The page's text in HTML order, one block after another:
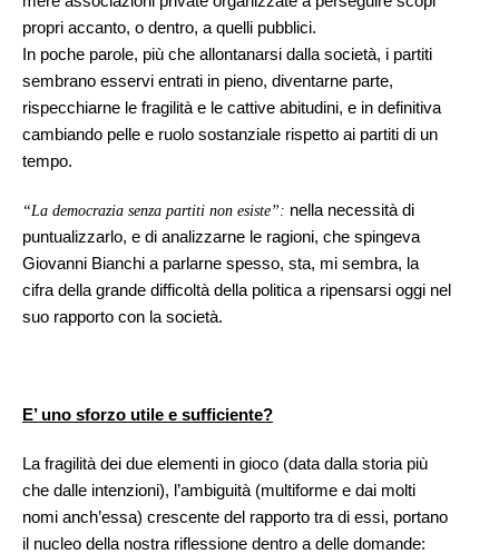
propri accanto, o dentro, a quelli pubblici.
In poche parole, più che allontanarsi dalla società, i partiti
sembrano esservi entrati in pieno, diventarne parte,
rispecchiarne le fragilità e le cattive abitudini, e in definitiva
cambiando pelle e ruolo sostanziale rispetto ai partiti di un
tempo.
“La democrazia senza partiti non esiste”: nella necessità di
puntualizzarlo, e di analizzarne le ragioni, che spingeva
Giovanni Bianchi a parlarne spesso, sta, mi sembra, la
cifra della grande difficoltà della politica a ripensarsi oggi nel
suo rapporto con la società.
E’ uno sforzo utile e sufficiente?
La fragilità dei due elementi in gioco (data dalla storia più
che dalle intenzioni), l’ambiguità (multiforme e dai molti
nomi anch’essa) crescente del rapporto tra di essi, portano
il nucleo della nostra riflessione dentro a delle domande: